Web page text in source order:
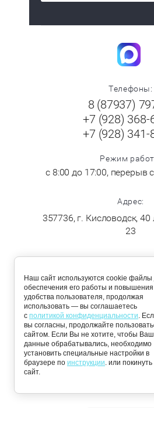
📩 Получить
Телефоны:
8 (87937)
+7 (928) 368-
+7 (928) 341-
Режим
с 8:00 до 17:00, перерыв
Адрес:
357736, г. Кисловодск, 40
23
ДОСТАВКА
По Кисловодску:
понедельник,
среда, четверг
воды:
© 2026 «Чистый
Наш сайт используются cookie файлы
обеспечения его работы и повышения
удобства пользователя, продолжая
использовать — вы соглашаетесь
с политикой конфиденциальности.
вы согласны, продолжайте
сайтом. Если Вы не хотите, чтобы
данные обрабатывались, необходимо
установить специальные настройки в
браузере по инструкции. или покинуть
сайт.